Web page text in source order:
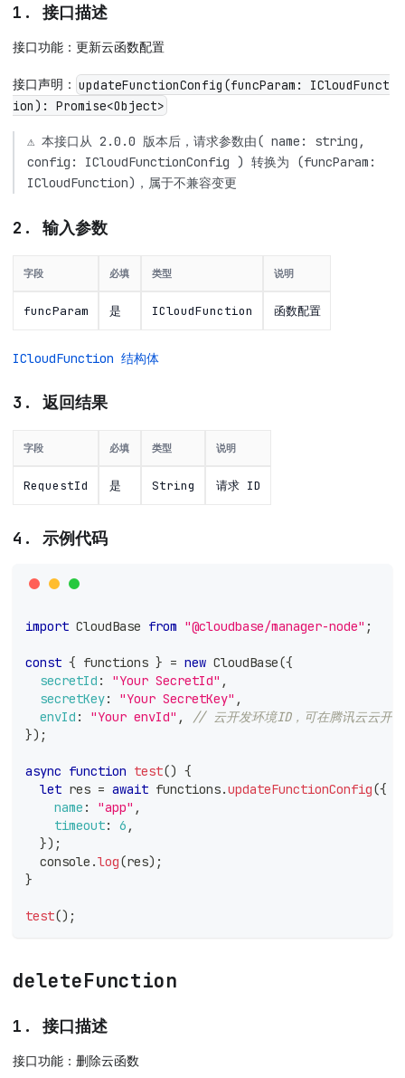
1. 接口描述
接口功能：更新云函数配置
接口声明： updateFunctionConfig(funcParam: ICloudFunct
ion): Promise<Object>
⚠️ 本接口从 2.0.0 版本后，请求参数由( name: string,
config: ICloudFunctionConfig ) 转换为 (funcParam:
ICloudFunction)，属于不兼容变更
2. 输入参数
字段 必填 类型 说明
funcParam 是 ICloudFunction 函数配置
ICloudFunction 结构体
3. 返回结果
字段 必填 类型 说明
RequestId 是 String 请求 ID
4. 示例代码
import CloudBase from "@cloudbase/manager-node" ;
const { functions } = new CloudBase({
secretId : "Your SecretId" ,
secretKey: "Your SecretKey" ,
envId : "Your envId" ,
// 云开发环境ID，可在腾讯云云开
}) ;
async function test() {
let res = await functions.updateFunctionConfig({
name : "app" ,
timeout: 6 ,
}) ;
console .log(res) ;
}
test() ;
deleteFunction
1. 接口描述
接口功能：删除云函数